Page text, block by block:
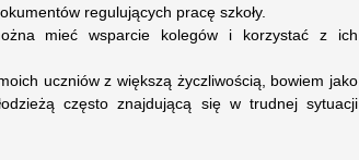
regulujących pracę szkoły.
mieć wsparcie kolegów i korzystać z ich
uczniów z większą życzliwością, bowiem jako
często znajdującą się w trudnej sytuacji